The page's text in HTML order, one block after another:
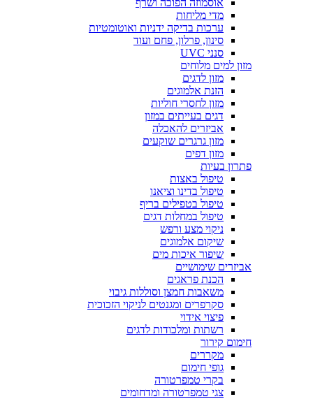
מדי מליחות
ערכות בדיקה ידניות ואוטומטיות
סינון, פרלון, פחם ועוד
סנני UVC
מזון למים מלוחים
מזון לדגים
הזנת אלמוגים
מזון לחסרי חוליות
דגים בעייתים במזון
אביזרים להאכלה
מזון גרגרים שוקעים
מזון דפים
פתרון בעיות
טיפול באצות
טיפול בדינו וציאנו
טיפול בטפילים בריף
טיפול במחלות דגים
ניקוי מצע ורפש
שיקום אלמוגים
שיפור איכות מים
אביזרים שימושיים
הכנת פראגים
משאבות חמצן וסוללות גיבוי
סקרפרים ומגנטים לניקוי הזכוכית
פיצוי אידוי
רשתות ומלכודות לדגים
חימום קירור
מקררים
גופי חימום
בקרי טמפרטורה
צגי טמפרטורה ומדחומים